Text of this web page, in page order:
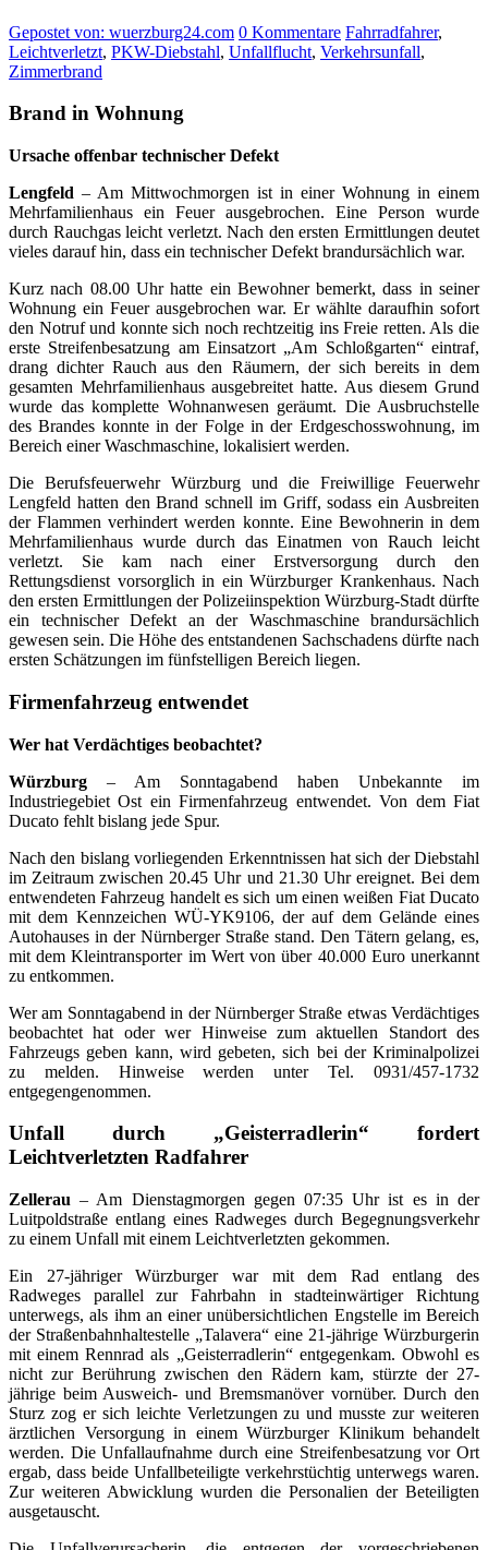
Gepostet von: wuerzburg24.com 0 Kommentare Fahrradfahrer,
Leichtverletzt, PKW-Diebstahl, Unfallflucht, Verkehrsunfall,
Zimmerbrand
Brand in Wohnung
Ursache offenbar technischer Defekt
Lengfeld – Am Mittwochmorgen ist in einer Wohnung in einem
Mehrfamilienhaus ein Feuer ausgebrochen. Eine Person wurde
durch Rauchgas leicht verletzt. Nach den ersten Ermittlungen deutet
vieles darauf hin, dass ein technischer Defekt brandursächlich war.
Kurz nach 08.00 Uhr hatte ein Bewohner bemerkt, dass in seiner
Wohnung ein Feuer ausgebrochen war. Er wählte daraufhin sofort
den Notruf und konnte sich noch rechtzeitig ins Freie retten. Als die
erste Streifenbesatzung am Einsatzort „Am Schloßgarten“ eintraf,
drang dichter Rauch aus den Räumern, der sich bereits in dem
gesamten Mehrfamilienhaus ausgebreitet hatte. Aus diesem Grund
wurde das komplette Wohnanwesen geräumt. Die Ausbruchstelle
des Brandes konnte in der Folge in der Erdgeschosswohnung, im
Bereich einer Waschmaschine, lokalisiert werden.
Die Berufsfeuerwehr Würzburg und die Freiwillige Feuerwehr
Lengfeld hatten den Brand schnell im Griff, sodass ein Ausbreiten
der Flammen verhindert werden konnte. Eine Bewohnerin in dem
Mehrfamilienhaus wurde durch das Einatmen von Rauch leicht
verletzt. Sie kam nach einer Erstversorgung durch den
Rettungsdienst vorsorglich in ein Würzburger Krankenhaus. Nach
den ersten Ermittlungen der Polizeiinspektion Würzburg-Stadt dürfte
ein technischer Defekt an der Waschmaschine brandursächlich
gewesen sein. Die Höhe des entstandenen Sachschadens dürfte nach
ersten Schätzungen im fünfstelligen Bereich liegen.
Firmenfahrzeug entwendet
Wer hat Verdächtiges beobachtet?
Würzburg – Am Sonntagabend haben Unbekannte im
Industriegebiet Ost ein Firmenfahrzeug entwendet. Von dem Fiat
Ducato fehlt bislang jede Spur.
Nach den bislang vorliegenden Erkenntnissen hat sich der Diebstahl
im Zeitraum zwischen 20.45 Uhr und 21.30 Uhr ereignet. Bei dem
entwendeten Fahrzeug handelt es sich um einen weißen Fiat Ducato
mit dem Kennzeichen WÜ-YK9106, der auf dem Gelände eines
Autohauses in der Nürnberger Straße stand. Den Tätern gelang, es,
mit dem Kleintransporter im Wert von über 40.000 Euro unerkannt
zu entkommen.
Wer am Sonntagabend in der Nürnberger Straße etwas Verdächtiges
beobachtet hat oder wer Hinweise zum aktuellen Standort des
Fahrzeugs geben kann, wird gebeten, sich bei der Kriminalpolizei
zu melden. Hinweise werden unter Tel. 0931/457-1732
entgegengenommen.
Unfall durch „Geisterradlerin“ fordert
Leichtverletzten Radfahrer
Zellerau – Am Dienstagmorgen gegen 07:35 Uhr ist es in der
Luitpoldstraße entlang eines Radweges durch Begegnungsverkehr
zu einem Unfall mit einem Leichtverletzten gekommen.
Ein 27-jähriger Würzburger war mit dem Rad entlang des
Radweges parallel zur Fahrbahn in stadteinwärtiger Richtung
unterwegs, als ihm an einer unübersichtlichen Engstelle im Bereich
der Straßenbahnhaltestelle „Talavera“ eine 21-jährige Würzburgerin
mit einem Rennrad als „Geisterradlerin“ entgegenkam. Obwohl es
nicht zur Berührung zwischen den Rädern kam, stürzte der 27-
jährige beim Ausweich- und Bremsmanöver vornüber. Durch den
Sturz zog er sich leichte Verletzungen zu und musste zur weiteren
ärztlichen Versorgung in einem Würzburger Klinikum behandelt
werden. Die Unfallaufnahme durch eine Streifenbesatzung vor Ort
ergab, dass beide Unfallbeteiligte verkehrstüchtig unterwegs waren.
Zur weiteren Abwicklung wurden die Personalien der Beteiligten
ausgetauscht.